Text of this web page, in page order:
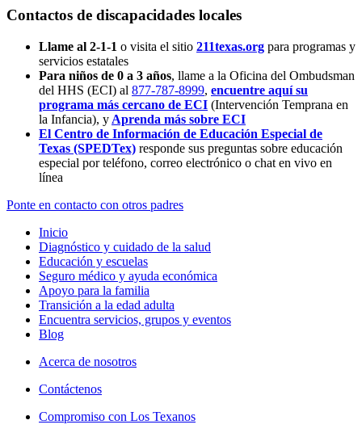
Contactos de discapacidades locales
Llame al 2-1-1 o visita el sitio 211texas.org para programas y
servicios estatales
Para niños de 0 a 3 años, llame a la Oficina del Ombudsman
del HHS (ECI) al 877-787-8999, encuentre aquí su
programa más cercano de ECI (Intervención Temprana en
la Infancia), y Aprenda más sobre ECI
El Centro de Información de Educación Especial de
Texas (SPEDTex) responde sus preguntas sobre educación
especial por teléfono, correo electrónico o chat en vivo en
línea
Ponte en contacto con otros padres
Inicio
Diagnóstico y cuidado de la salud
Educación y escuelas
Seguro médico y ayuda económica
Apoyo para la familia
Transición a la edad adulta
Encuentra servicios, grupos y eventos
Blog
Acerca de nosotros
Contáctenos
Compromiso con Los Texanos